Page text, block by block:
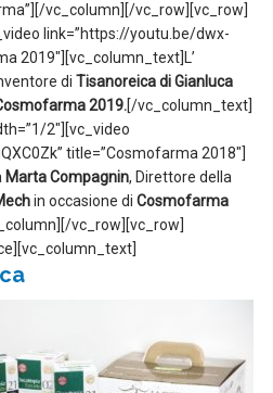
vc_column][/vc_row][vc_row]
link=”https://youtu.be/dwx-
2019″][vc_column_text]L’
di Tisanoreica di Gianluca
2019.[/vc_column_text]
2″][vc_video
title=”Cosmofarma 2018″]
Marta Compagnin, Direttore della
in occasione di Cosmofarma
vc_row][vc_row]